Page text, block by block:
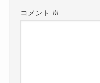
コメント ※